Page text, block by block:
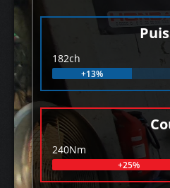
182ch
+13%
240Nm
+25%